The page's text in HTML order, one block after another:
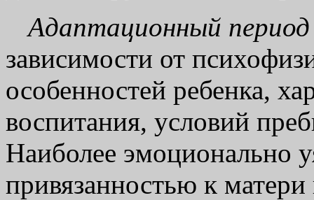
Адаптационный период
зависимости от
особенностей ребенка,
воспитания, условий
Наиболее эмоционально
привязанностью к